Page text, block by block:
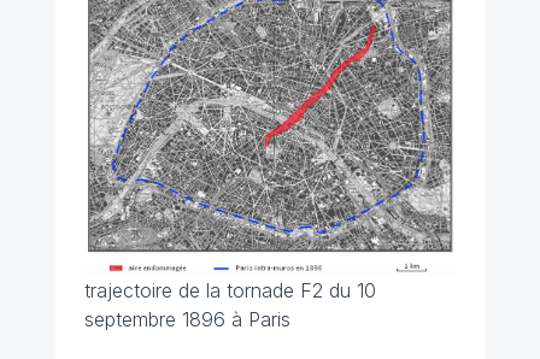
trajectoire de la tornade F2 du 10
septembre 1896 à Paris